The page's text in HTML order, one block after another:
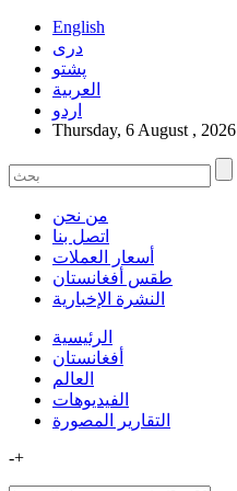
English
دری
پشتو
العربیة
اردو
Thursday, 6 August , 2026
من نحن
اتصل بنا
أسعار العملات
طقس أفغانستان
النشرة الإخبارية
الرئيسية
أفغانستان
العالم
الفیدیوهات
التقاریر المصورة
-+